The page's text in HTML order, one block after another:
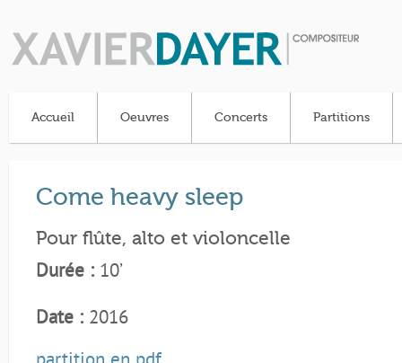
Accueil Oeuvres Concerts Partitions
Come heavy sleep
Pour flûte, alto et violoncelle
Durée : 10’
Date : 2016